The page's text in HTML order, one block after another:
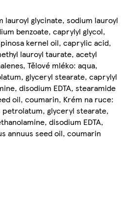
glycinate, sodium lauroyl
benzoate, caprylyl glycol,
kernel oil, caprylic acid,
lauroyl taurate, acetyl
Tělové mléko: aqua,
glyceryl stearate, caprylyl
disodium EDTA, stearamide
oil, coumarin, Krém na ruce:
glyceryl stearate,
disodium EDTA,
annuus seed oil, coumarin